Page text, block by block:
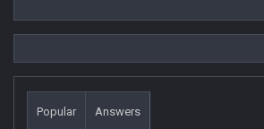
Stats
Popular Answers